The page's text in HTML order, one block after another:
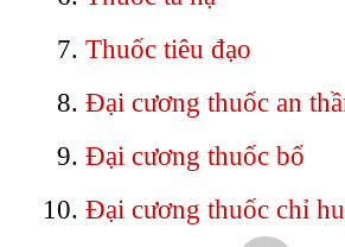
Thuốc tiêu đạo
Đại cương thuốc an
Đại cương thuốc bổ
Đại cương thuốc chỉ